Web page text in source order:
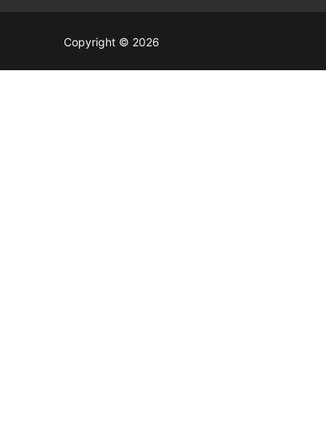
Copyright © 2026